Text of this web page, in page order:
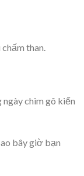
than.
ngày chim gõ kiến
bây giờ bạn